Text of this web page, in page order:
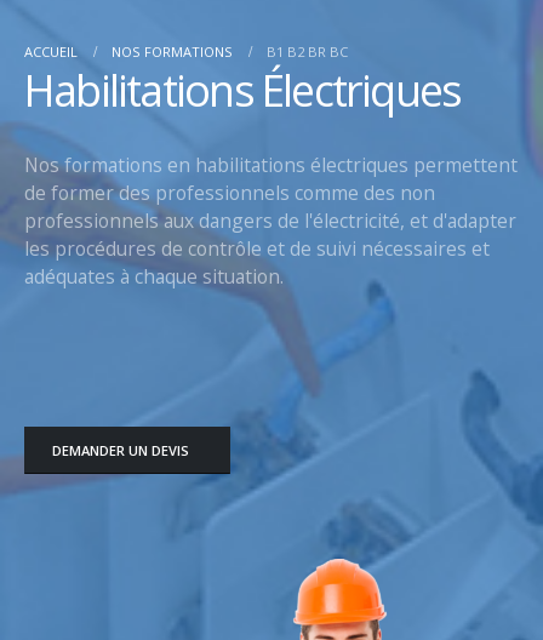
ACCUEIL NOS FORMATIONS B1 B2 BR BC
Habilitations Électriques
Nos formations en habilitations électriques permettent
de former des professionnels comme des non
professionnels aux dangers de l'électricité, et d'adapter
les procédures de contrôle et de suivi nécessaires et
adéquates à chaque situation.
DEMANDER UN DEVIS